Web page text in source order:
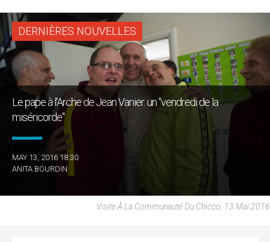
DERNIÈRES NOUVELLES
Le pape à l'Arche de Jean Vanier: un "vendredi de la
miséricorde"
MAY 13, 2016 18:30
ANITA BOURDIN
Visite À La Communauté Du Chicco, 13 Mai 2016